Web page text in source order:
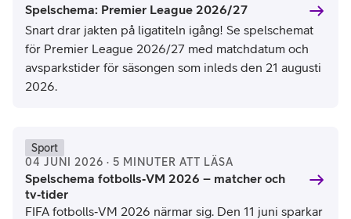
Spelschema: Premier League 2026/27
Snart drar jakten på ligatiteln igång! Se spelschemat
för Premier League 2026/27 med matchdatum och
avsparkstider för säsongen som inleds den 21 augusti
2026.
Sport
04 JUNI 2026 · 5 MINUTER ATT LÄSA
Spelschema fotbolls‑VM 2026 – matcher och
tv‑tider
FIFA fotbolls‑VM 2026 närmar sig. Den 11 juni sparkar